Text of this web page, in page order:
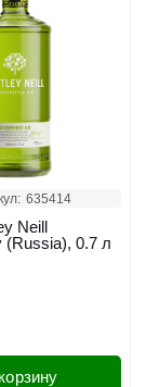
635414
Neill
(Russia), 0.7 л